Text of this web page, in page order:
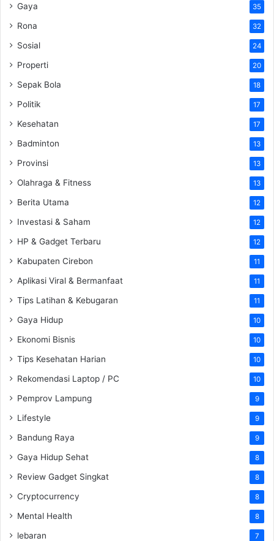
Gaya 35
Rona 32
Sosial 24
Properti 20
Sepak Bola 18
Politik 17
Kesehatan 17
Badminton 13
Provinsi 13
Olahraga & Fitness 13
Berita Utama 12
Investasi & Saham 12
HP & Gadget Terbaru 12
Kabupaten Cirebon 11
Aplikasi Viral & Bermanfaat 11
Tips Latihan & Kebugaran 11
Gaya Hidup 10
Ekonomi Bisnis 10
Tips Kesehatan Harian 10
Rekomendasi Laptop / PC 10
Pemprov Lampung 9
Lifestyle 9
Bandung Raya 9
Gaya Hidup Sehat 8
Review Gadget Singkat 8
Cryptocurrency 8
Mental Health 8
lebaran 7